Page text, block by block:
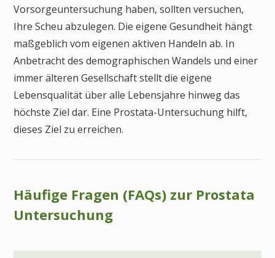
Vorsorgeuntersuchung haben, sollten versuchen,
Ihre Scheu abzulegen. Die eigene Gesundheit hängt
maßgeblich vom eigenen aktiven Handeln ab. In
Anbetracht des demographischen Wandels und einer
immer älteren Gesellschaft stellt die eigene
Lebensqualität über alle Lebensjahre hinweg das
höchste Ziel dar. Eine Prostata-Untersuchung hilft,
dieses Ziel zu erreichen.
Häufige Fragen (FAQs) zur Prostata
Untersuchung